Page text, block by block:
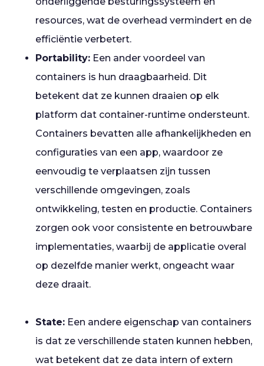
resources, wat de overhead vermindert en de
efficiëntie verbetert.
Portability: Een ander voordeel van
containers is hun draagbaarheid. Dit
betekent dat ze kunnen draaien op elk
platform dat container-runtime ondersteunt.
Containers bevatten alle afhankelijkheden en
configuraties van een app, waardoor ze
eenvoudig te verplaatsen zijn tussen
verschillende omgevingen, zoals
ontwikkeling, testen en productie. Containers
zorgen ook voor consistente en betrouwbare
implementaties, waarbij de applicatie overal
op dezelfde manier werkt, ongeacht waar
deze draait.
State: Een andere eigenschap van containers
is dat ze verschillende staten kunnen hebben,
wat betekent dat ze data intern of extern